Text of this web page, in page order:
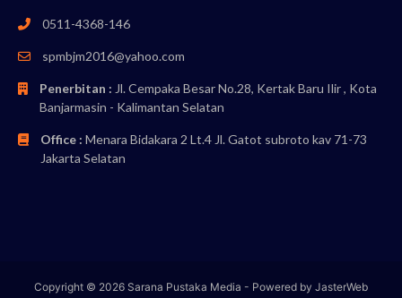
0511-4368-146
spmbjm2016@yahoo.com
Penerbitan : Jl. Cempaka Besar No.28, Kertak Baru Ilir , Kota
Banjarmasin - Kalimantan Selatan
Office : Menara Bidakara 2 Lt.4 Jl. Gatot subroto kav 71-73
Jakarta Selatan
Copyright © 2026 Sarana Pustaka Media - Powered by JasterWeb